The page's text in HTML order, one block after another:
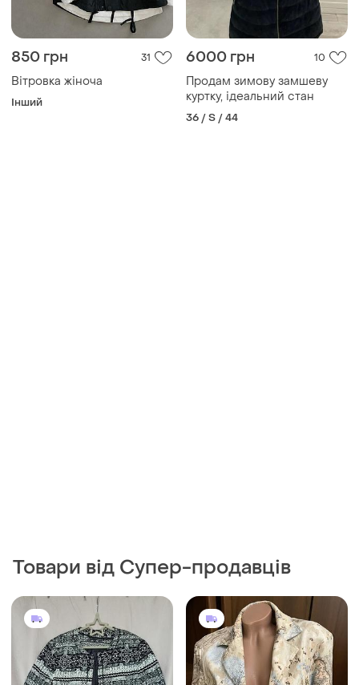
850 грн 31
Вітровка жіноча
Інший
6000 грн 10
Продам зимову замшеву
куртку, ідеальний стан
36 / S / 44
Товари від Супер-продавців